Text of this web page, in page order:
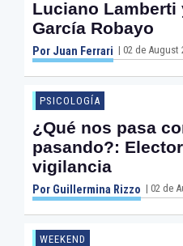
Luciano Lamberti
García Robayo
Por Juan Ferrari | 02 de August
PSICOLOGÍA
¿Qué nos pasa
pasando?:
vigilancia
Por Guillermina Rizzo | 02 de
WEEKEND